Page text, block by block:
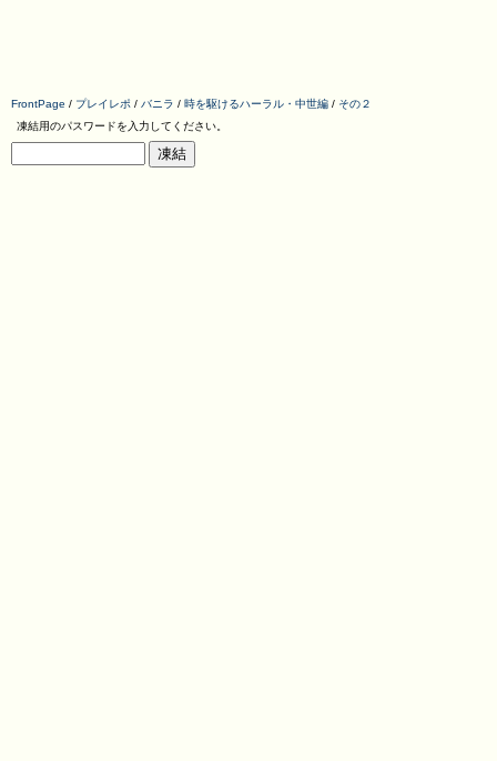
FrontPage / プレイレポ / バニラ / 時を駆けるハーラル・中世編 / その２
凍結用のパスワードを入力してください。